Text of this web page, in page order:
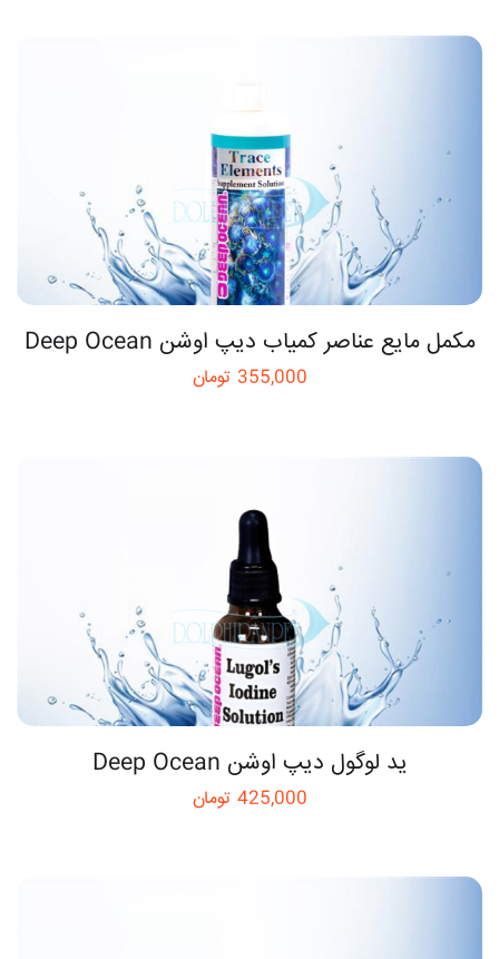
مکمل مایع عناصر کمیاب دیپ اوشن Deep Ocean
355,000 تومان
ید لوگول دیپ اوشن Deep Ocean
425,000 تومان